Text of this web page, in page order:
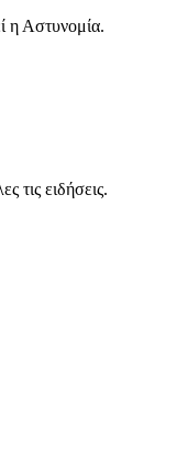
η Αστυνομία.
τις ειδήσεις.